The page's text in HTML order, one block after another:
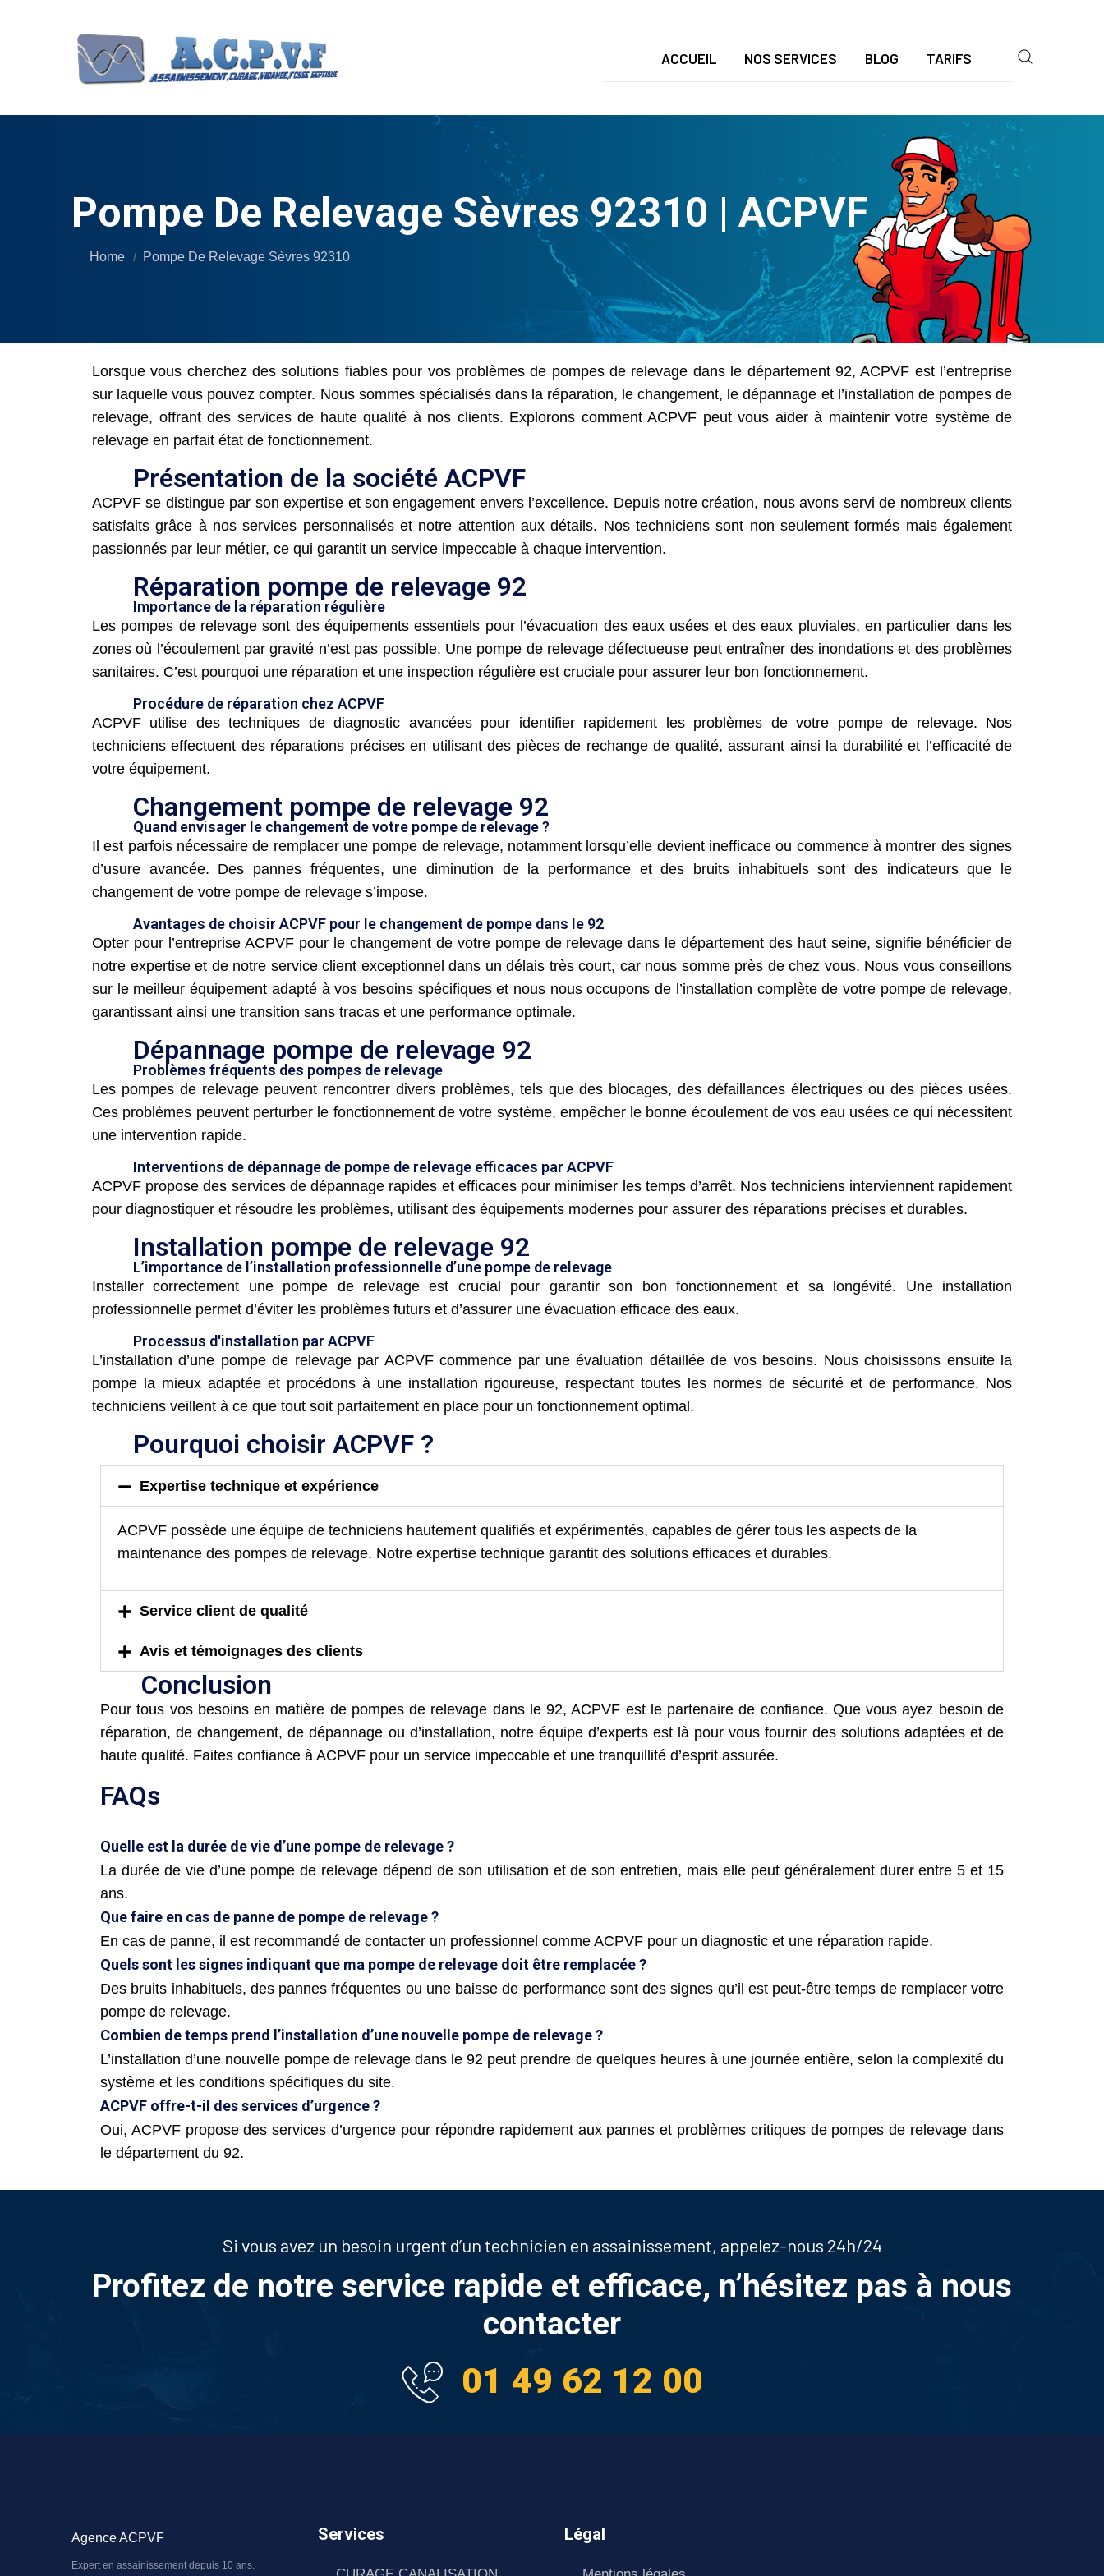
ACCUEIL NOS SERVICES BLOG TARIFS
Pompe De Relevage Sèvres 92310 | ACPVF
Home Pompe De Relevage Sèvres 92310
Lorsque vous cherchez des solutions fiables pour vos problèmes de pompes de relevage dans le département 92, ACPVF est l’entreprise
sur laquelle vous pouvez compter. Nous sommes spécialisés dans la réparation, le changement, le dépannage et l’installation de pompes de
relevage, offrant des services de haute qualité à nos clients. Explorons comment ACPVF peut vous aider à maintenir votre système de
relevage en parfait état de fonctionnement.
Présentation de la société ACPVF
ACPVF se distingue par son expertise et son engagement envers l’excellence. Depuis notre création, nous avons servi de nombreux clients
satisfaits grâce à nos services personnalisés et notre attention aux détails. Nos techniciens sont non seulement formés mais également
passionnés par leur métier, ce qui garantit un service impeccable à chaque intervention.
Réparation pompe de relevage 92
Importance de la réparation régulière
Les pompes de relevage sont des équipements essentiels pour l’évacuation des eaux usées et des eaux pluviales, en particulier dans les
zones où l’écoulement par gravité n’est pas possible. Une pompe de relevage défectueuse peut entraîner des inondations et des problèmes
sanitaires. C’est pourquoi une réparation et une inspection régulière est cruciale pour assurer leur bon fonctionnement.
Procédure de réparation chez ACPVF
ACPVF utilise des techniques de diagnostic avancées pour identifier rapidement les problèmes de votre pompe de relevage. Nos
techniciens effectuent des réparations précises en utilisant des pièces de rechange de qualité, assurant ainsi la durabilité et l’efficacité de
votre équipement.
Changement pompe de relevage 92
Quand envisager le changement de votre pompe de relevage ?
Il est parfois nécessaire de remplacer une pompe de relevage, notamment lorsqu’elle devient inefficace ou commence à montrer des signes
d’usure avancée. Des pannes fréquentes, une diminution de la performance et des bruits inhabituels sont des indicateurs que le
changement de votre pompe de relevage s’impose.
Avantages de choisir ACPVF pour le changement de pompe dans le 92
Opter pour l’entreprise ACPVF pour le changement de votre pompe de relevage dans le département des haut seine, signifie bénéficier de
notre expertise et de notre service client exceptionnel dans un délais très court, car nous somme près de chez vous. Nous vous conseillons
sur le meilleur équipement adapté à vos besoins spécifiques et nous nous occupons de l’installation complète de votre pompe de relevage,
garantissant ainsi une transition sans tracas et une performance optimale.
Dépannage pompe de relevage 92
Problèmes fréquents des pompes de relevage
Les pompes de relevage peuvent rencontrer divers problèmes, tels que des blocages, des défaillances électriques ou des pièces usées.
Ces problèmes peuvent perturber le fonctionnement de votre système, empêcher le bonne écoulement de vos eau usées ce qui nécessitent
une intervention rapide.
Interventions de dépannage de pompe de relevage efficaces par ACPVF
ACPVF propose des services de dépannage rapides et efficaces pour minimiser les temps d’arrêt. Nos techniciens interviennent rapidement
pour diagnostiquer et résoudre les problèmes, utilisant des équipements modernes pour assurer des réparations précises et durables.
Installation pompe de relevage 92
L’importance de l’installation professionnelle d’une pompe de relevage
Installer correctement une pompe de relevage est crucial pour garantir son bon fonctionnement et sa longévité. Une installation
professionnelle permet d’éviter les problèmes futurs et d’assurer une évacuation efficace des eaux.
Processus d'installation par ACPVF
L’installation d’une pompe de relevage par ACPVF commence par une évaluation détaillée de vos besoins. Nous choisissons ensuite la
pompe la mieux adaptée et procédons à une installation rigoureuse, respectant toutes les normes de sécurité et de performance. Nos
techniciens veillent à ce que tout soit parfaitement en place pour un fonctionnement optimal.
Pourquoi choisir ACPVF ?
Expertise technique et expérience
ACPVF possède une équipe de techniciens hautement qualifiés et expérimentés, capables de gérer tous les aspects de la
maintenance des pompes de relevage. Notre expertise technique garantit des solutions efficaces et durables.
Service client de qualité
Avis et témoignages des clients
Conclusion
Pour tous vos besoins en matière de pompes de relevage dans le 92, ACPVF est le partenaire de confiance. Que vous ayez besoin de
réparation, de changement, de dépannage ou d’installation, notre équipe d’experts est là pour vous fournir des solutions adaptées et de
haute qualité. Faites confiance à ACPVF pour un service impeccable et une tranquillité d’esprit assurée.
FAQs
Quelle est la durée de vie d’une pompe de relevage ?
La durée de vie d’une pompe de relevage dépend de son utilisation et de son entretien, mais elle peut généralement durer entre 5 et 15
ans.
Que faire en cas de panne de pompe de relevage ?
En cas de panne, il est recommandé de contacter un professionnel comme ACPVF pour un diagnostic et une réparation rapide.
Quels sont les signes indiquant que ma pompe de relevage doit être remplacée ?
Des bruits inhabituels, des pannes fréquentes ou une baisse de performance sont des signes qu’il est peut-être temps de remplacer votre
pompe de relevage.
Combien de temps prend l’installation d’une nouvelle pompe de relevage ?
L’installation d’une nouvelle pompe de relevage dans le 92 peut prendre de quelques heures à une journée entière, selon la complexité du
système et les conditions spécifiques du site.
ACPVF offre-t-il des services d’urgence ?
Oui, ACPVF propose des services d’urgence pour répondre rapidement aux pannes et problèmes critiques de pompes de relevage dans
le département du 92.
Si vous avez un besoin urgent d’un technicien en assainissement, appelez-nous 24h/24
Profitez de notre service rapide et efficace, n’hésitez pas à nous
contacter
01 49 62 12 00
Agence ACPVF
Expert en assainissement depuis 10 ans.
Services Légal